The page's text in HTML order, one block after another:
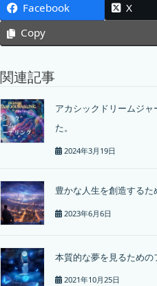
Facebook X
Copy
関連記事
アカシックドリームジ
た。
2024年3月19日
豊かな人生を創造する
2023年6月6日
本質的な夢を見るため
2021年10月25日